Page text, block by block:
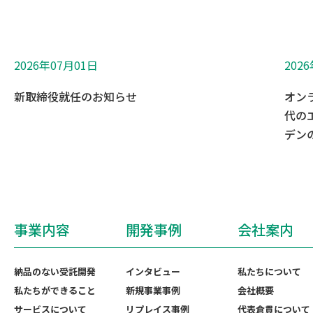
2026年07月01日
新取締役就任のお知らせ
2026
オン
代の
デン
事業内容
納品のない受託開発
私たちができること
サービスについて
開発事例
インタビュー
新規事業事例
リプレイス事例
会社案内
私たちについて
会社概要
代表倉貫について